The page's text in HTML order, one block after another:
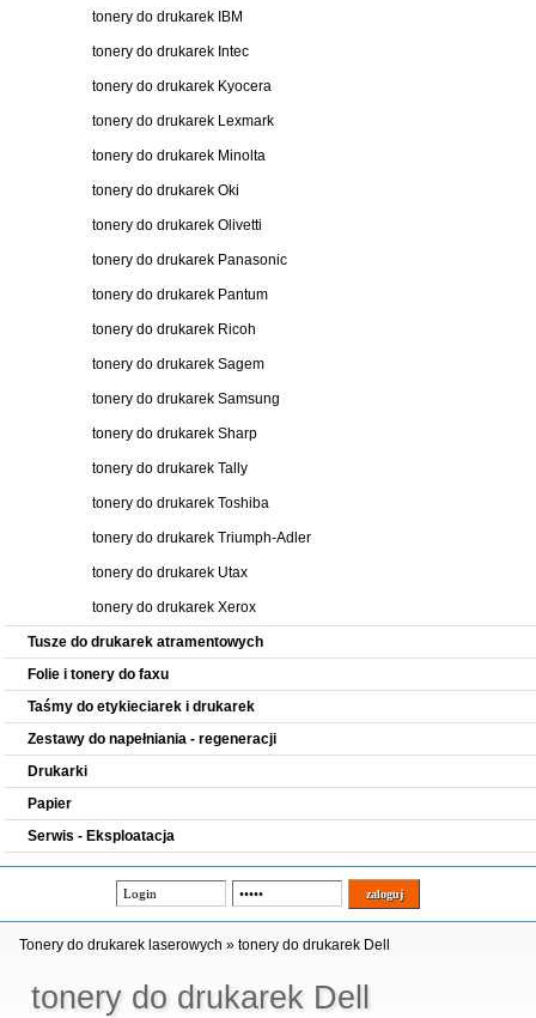
tonery do drukarek IBM
tonery do drukarek Intec
tonery do drukarek Kyocera
tonery do drukarek Lexmark
tonery do drukarek Minolta
tonery do drukarek Oki
tonery do drukarek Olivetti
tonery do drukarek Panasonic
tonery do drukarek Pantum
tonery do drukarek Ricoh
tonery do drukarek Sagem
tonery do drukarek Samsung
tonery do drukarek Sharp
tonery do drukarek Tally
tonery do drukarek Toshiba
tonery do drukarek Triumph-Adler
tonery do drukarek Utax
tonery do drukarek Xerox
Tusze do drukarek atramentowych
Folie i tonery do faxu
Taśmy do etykieciarek i drukarek
Zestawy do napełniania - regeneracji
Drukarki
Papier
Serwis - Eksploatacja
tonery do drukarek Dell
Tonery do drukarek laserowych »tonery do drukarek Dell